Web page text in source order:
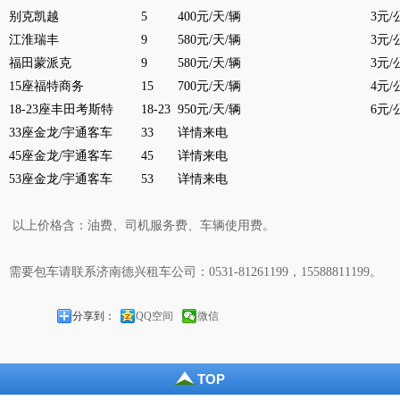
别克凯越 5 400元/天/辆
3元/
江淮瑞丰
9 580元/天/辆
3元/
福田蒙派克
9 580元/天/辆
3元/
15座福特商务
15 700元/天/辆
4元/
18-23座丰田考斯特
18-23 950元/天/辆
6元/
33座金龙/宇通客车
33
详情来电
45座金龙/宇通客车
45
详情来电
53座金龙/宇通客车
53 详情来电
以上价格含：油费、司机服务费、车辆使用费。
需要包车请联系济南德兴租车公司： 0531-81261199 ， 15588811199。
分享到： QQ空间 微信
TOP